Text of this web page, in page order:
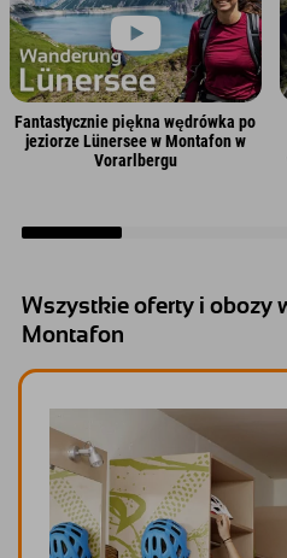
Fantastycznie piękna wędrówka po
jeziorze Lünersee w Montafon w
Vorarlbergu
Wszystkie oferty i obozy
Montafon